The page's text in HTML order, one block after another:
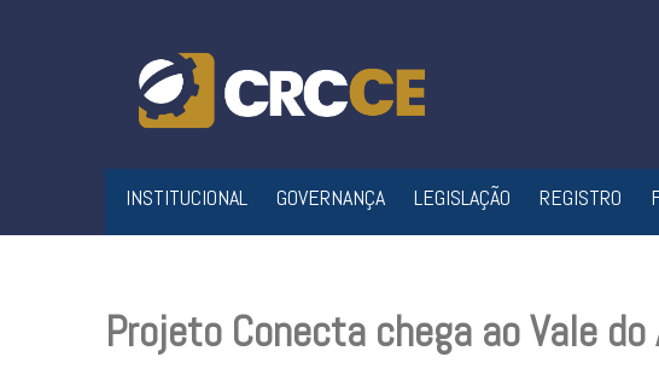
INSTITUCIONAL GOVERNANÇA LEGISLAÇÃO REGISTRO
Projeto Conecta chega ao Vale